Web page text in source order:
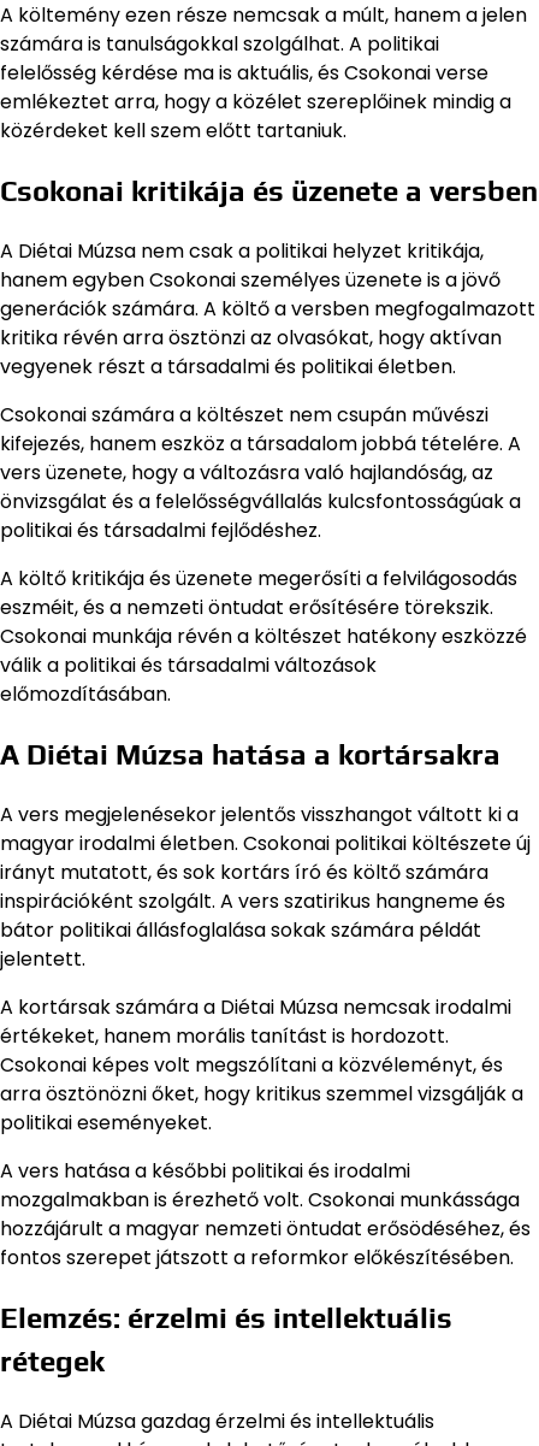
A költemény ezen része nemcsak a múlt, hanem a jelen
számára is tanulságokkal szolgálhat. A politikai
felelősség kérdése ma is aktuális, és Csokonai verse
emlékeztet arra, hogy a közélet szereplőinek mindig a
közérdeket kell szem előtt tartaniuk.
Csokonai kritikája és üzenete a versben
A Diétai Múzsa nem csak a politikai helyzet kritikája,
hanem egyben Csokonai személyes üzenete is a jövő
generációk számára. A költő a versben megfogalmazott
kritika révén arra ösztönzi az olvasókat, hogy aktívan
vegyenek részt a társadalmi és politikai életben.
Csokonai számára a költészet nem csupán művészi
kifejezés, hanem eszköz a társadalom jobbá tételére. A
vers üzenete, hogy a változásra való hajlandóság, az
önvizsgálat és a felelősségvállalás kulcsfontosságúak a
politikai és társadalmi fejlődéshez.
A költő kritikája és üzenete megerősíti a felvilágosodás
eszméit, és a nemzeti öntudat erősítésére törekszik.
Csokonai munkája révén a költészet hatékony eszközzé
válik a politikai és társadalmi változások
előmozdításában.
A Diétai Múzsa hatása a kortársakra
A vers megjelenésekor jelentős visszhangot váltott ki a
magyar irodalmi életben. Csokonai politikai költészete új
irányt mutatott, és sok kortárs író és költő számára
inspirációként szolgált. A vers szatirikus hangneme és
bátor politikai állásfoglalása sokak számára példát
jelentett.
A kortársak számára a Diétai Múzsa nemcsak irodalmi
értékeket, hanem morális tanítást is hordozott.
Csokonai képes volt megszólítani a közvéleményt, és
arra ösztönözni őket, hogy kritikus szemmel vizsgálják a
politikai eseményeket.
A vers hatása a későbbi politikai és irodalmi
mozgalmakban is érezhető volt. Csokonai munkássága
hozzájárult a magyar nemzeti öntudat erősödéséhez, és
fontos szerepet játszott a reformkor előkészítésében.
Elemzés: érzelmi és intellektuális
rétegek
A Diétai Múzsa gazdag érzelmi és intellektuális